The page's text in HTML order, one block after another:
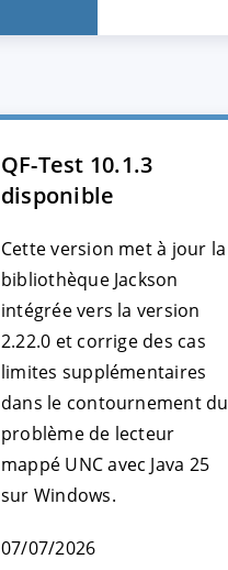
QF-Test 10.1.3
disponible
Cette version met à jour la
bibliothèque Jackson
intégrée vers la version
2.22.0 et corrige des cas
limites supplémentaires
dans le contournement du
problème de lecteur
mappé UNC avec Java 25
sur Windows.
07/07/2026